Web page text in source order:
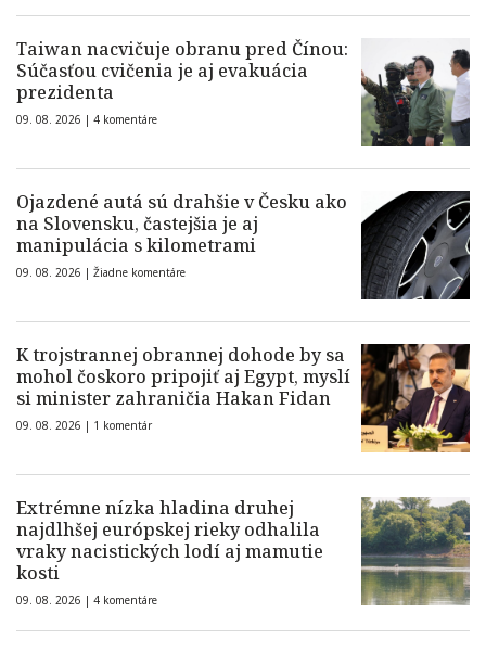
Taiwan nacvičuje obranu pred Čínou:
Súčasťou cvičenia je aj evakuácia
prezidenta
09. 08. 2026 | 4 komentáre
Ojazdené autá sú drahšie v Česku ako
na Slovensku, častejšia je aj
manipulácia s kilometrami
09. 08. 2026 | Žiadne komentáre
K trojstrannej obrannej dohode by sa
mohol čoskoro pripojiť aj Egypt, myslí
si minister zahraničia Hakan Fidan
09. 08. 2026 | 1 komentár
Extrémne nízka hladina druhej
najdlhšej európskej rieky odhalila
vraky nacistických lodí aj mamutie
kosti
09. 08. 2026 | 4 komentáre